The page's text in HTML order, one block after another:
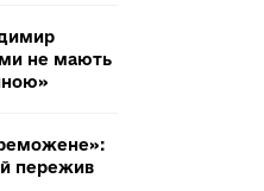
не мають
пережив